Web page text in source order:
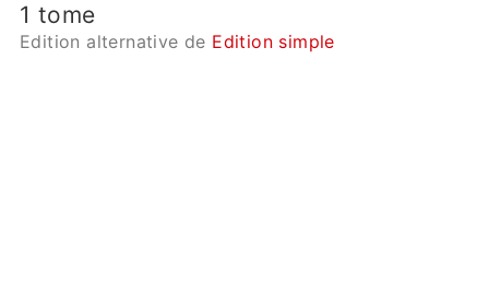
1 tome
Edition alternative de Edition simple